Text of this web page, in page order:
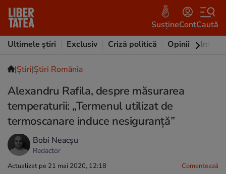
SusțineContCaută
Ultimele știri
Exclusiv Criză politică Opinii
|Ştiri|Știri România
Alexandru Rafila, despre măsurarea
temperaturii: „Termenul utilizat de
termoscanare induce nesiguranţă”
Bobi Neacșu
Redactor
Actualizat pe 21 mai 2020, 12:18 Comentează